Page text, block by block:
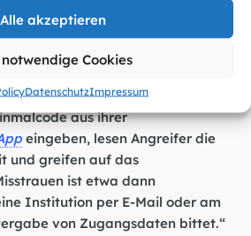
Alle akzeptieren
Cookies
DatenschutzImpressum
geschickter: Mitunter gelingt
Faktor-Authentisierung zu
erstellen etwa täuschend
die bekannte Seiten
und Nutzer ihr
aus ihrer
eingeben, lesen Angreifer die
und greifen auf das
ist etwa dann
Institution per E-Mail oder am
von Zugangsdaten bittet.“